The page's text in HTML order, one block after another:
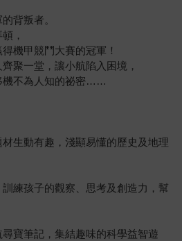
背叛者。
，
機甲競鬥大賽的冠軍！
聚一堂，讓小航陷入困境，
機不為人知的祕密……
生動有趣，淺顯易懂的歷史及地理
練孩子的觀察、思考及創造力，幫
寶筆記，集結趣味的科學益智遊